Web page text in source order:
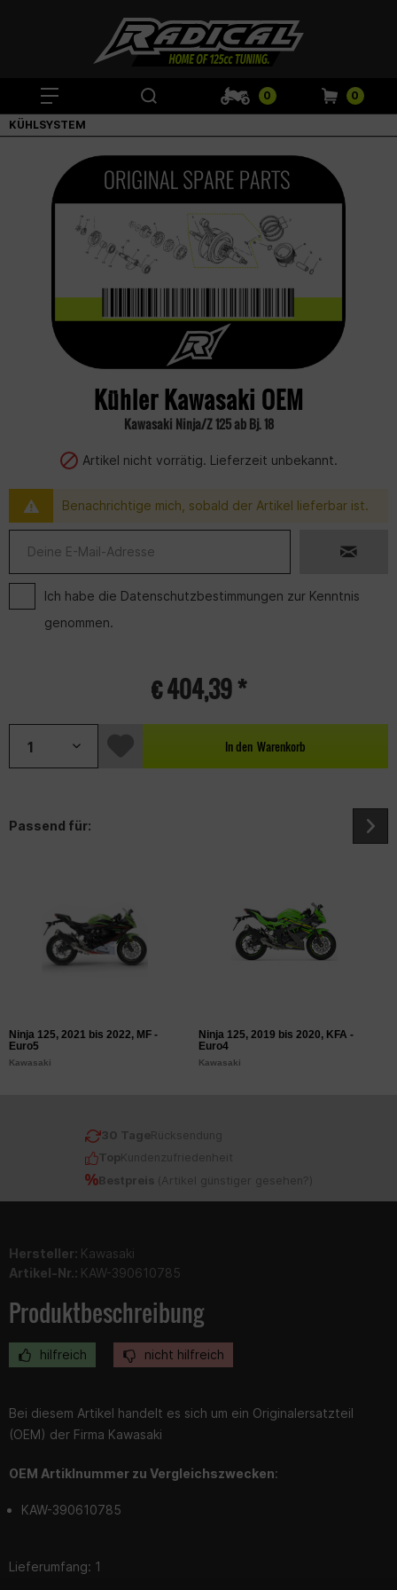
0 0
KÜHLSYSTEM
Kühler Kawasaki OEM
Kawasaki Ninja/Z 125 ab Bj. 18
Artikel nicht vorrätig. Lieferzeit unbekannt.
Benachrichtige mich, sobald der Artikel lieferbar ist.
Ich habe die Datenschutzbestimmungen zur Kenntnis
genommen.
€ 404,39 *
In den Warenkorb
Passend für:
Ninja 125, 2021 bis 2022, MF -
Euro5
Kawasaki
Ninja 125, 2019 bis 2020, KFA -
Euro4
Kawasaki
30 TageRücksendung
TopKundenzufriedenheit
Bestpreis ( Artikel günstiger gesehen? )
Hersteller: Kawasaki
Artikel-Nr.: KAW-390610785
Produktbeschreibung
hilfreich nicht hilfreich
Bei diesem Artikel handelt es sich um ein Originalersatzteil
(OEM) der Firma Kawasaki
OEM Artiklnummer zu Vergleichszwecken:
KAW-390610785
Lieferumfang: 1